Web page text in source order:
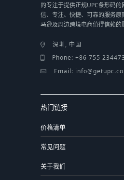
的专注于提供正规UPC条形码
信、专注、快捷、可靠的服务
马逊及周边跨境电商值得信赖的
深圳, 中国
Phone: +86 755
Email:
热门链接
价格清单
常见问题
关于我们